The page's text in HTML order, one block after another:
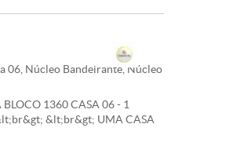
06, Núcleo Bandeirante, Núcleo
1360 CASA 06 - 1
&lt;br&gt; UMA CASA